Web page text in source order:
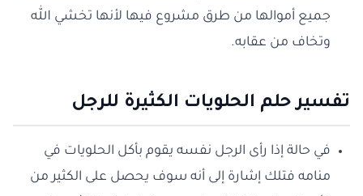
جميع أموالها من طرق مشروع فيها لأنها تخشي الله
وتخاف من عقابه.
تفسير حلم الحلويات الكثيرة للرجل
في حالة إذا رأى الرجل نفسه يقوم بأكل الحلويات في
منامه فتلك إشارة إلى أنه سوف يحصل على الكثير من